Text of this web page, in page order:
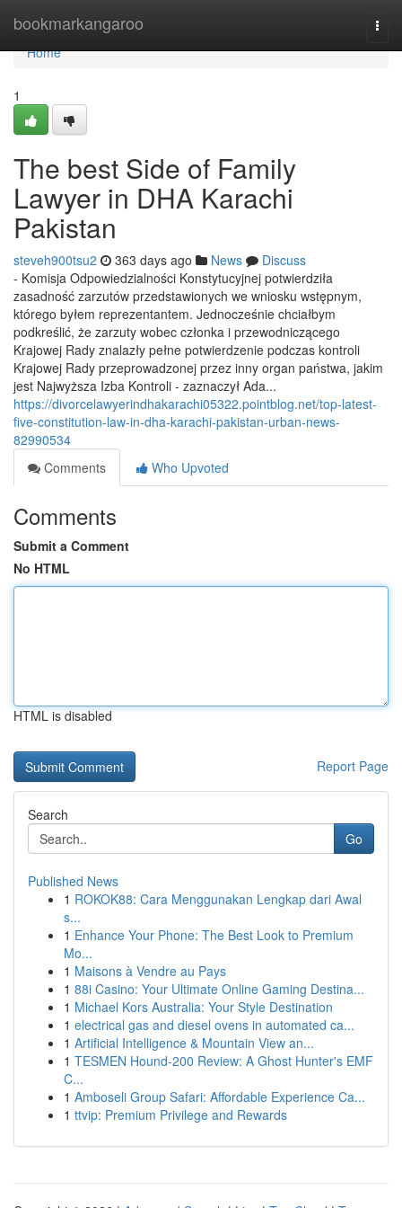
bookmarkangaroo
Home
Home
1
The best Side of Family
Lawyer in DHA Karachi
Pakistan
steveh900tsu2 363 days ago News
Discuss
- Komisja Odpowiedzialności Konstytucyjnej potwierdziła
zasadność zarzutów przedstawionych we wniosku wstępnym,
którego byłem reprezentantem. Jednocześnie chciałbym
podkreślić, że zarzuty wobec członka i przewodniczącego
Krajowej Rady znalazły pełne potwierdzenie podczas kontroli
Krajowej Rady przeprowadzonej przez inny organ państwa, jakim
jest Najwyższa Izba Kontroli - zaznaczył Ada...
https://divorcelawyerindhakarachi05322.pointblog.net/top-latest-
five-constitution-law-in-dha-karachi-pakistan-urban-news-
82990534
Comments
Who Upvoted
Comments
Submit a Comment
No HTML
HTML is disabled
Report Page
Search
Go
Published News
1 ROKOK88: Cara Menggunakan Lengkap dari Awal
s...
1 Enhance Your Phone: The Best Look to Premium
Mo...
1 Maisons à Vendre au Pays
1 88i Casino: Your Ultimate Online Gaming Destina...
1 Michael Kors Australia: Your Style Destination
1 electrical gas and diesel ovens in automated ca...
1 Artificial Intelligence & Mountain View an...
1 TESMEN Hound-200 Review: A Ghost Hunter's EMF
C...
1 Amboseli Group Safari: Affordable Experience Ca...
1 ttvip: Premium Privilege and Rewards